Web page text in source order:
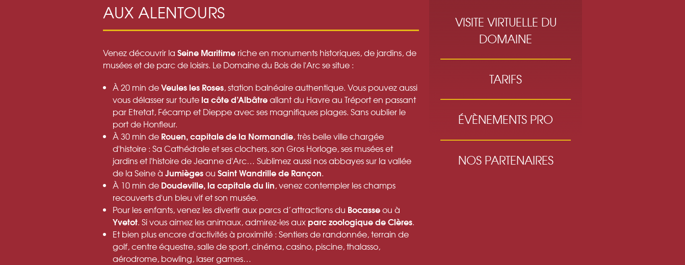
AUX ALENTOURS
Venez découvrir la Seine Maritime riche en monuments historiques, de jardins, de
musées et de parc de loisirs. Le Domaine du Bois de l'Arc se situe :
À 20 min deVeules les Roses, station balnéaire authentique. Vous pouvez aussi
vous délasser sur toutela côte d’Albâtreallant du Havre au Tréport en passant
par Etretat, Fécamp et Dieppe avec ses magnifiques plages. Sans oublier le
port de Honfleur.
À 30 min de Rouen, capitale de la Normandie, très belle ville chargée
d'histoire : Sa Cathédrale et ses clochers, son Gros Horloge, ses musées et
jardins et l'histoire de Jeanne d'Arc… Sublimez aussi nos abbayes sur la vallée
de la Seine àJumiègesouSaint Wandrille de Rançon.
À 10 min de Doudeville, la capitale du lin, venez contempler les champs
recouverts d'un bleu vif et son musée.
Pour les enfants, venez les divertir aux parcs d’attractions du Bocasseou à
Yvetot. Si vous aimez les animaux, admirez-les auxparc zoologique de Clères.
Et bien plus encore d'activités à proximité : Sentiers de randonnée, terrain de
golf, centre équestre, salle de sport, cinéma, casino, piscine, thalasso,
aérodrome, bowling, laser games…
VISITE VIRTUELLE DU
DOMAINE
TARIFS
ÉVÈNEMENTS PRO
NOS PARTENAIRES